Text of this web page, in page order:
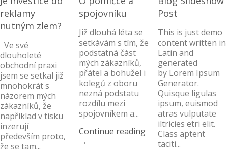
reklamy
nutným zlem?
Ve své
dlouholeté
obchodní praxi
jsem se setkal již
mnohokrát s
názorem mých
zákazníků, že
například v tisku
inzerují
především proto,
že se tam...
spojovníku
Již dlouhá léta se
setkávám s tím, že
podstatná část
mých zákazníků,
přátel a bohužel i
kolegů z oboru
nezná podstatu
rozdílu mezi
spojovníkem a...
Continue reading
→
Post
This is just demo
content written in
Latin and
generated
by Lorem Ipsum
Generator.
Quisque ligulas
ipsum, euismod
atras vulputate
iltricies etri elit.
Class aptent
taciti...